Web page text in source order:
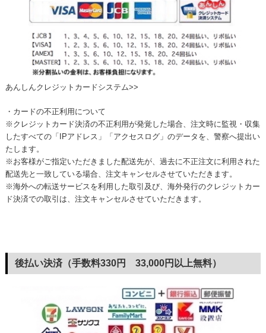
あんしんクレジットカードシステム>>
・カードの不正利用について
※クレジットカード決済の不正利用が発覚した場合、注文時に監視・収集
したすべての「IPアドレス」「アクセスログ」のデータを、警察へ提出い
たします。
※お客様がご指定いただきました配送先が、過去に不正注文に利用された
配送先と一致している場合、注文キャンセルさせていただきます。
※海外への転送サービスを利用した取引及び、海外発行のクレジットカー
ド決済での取引は、注文キャンセルさせていただきます。
後払い決済（手数料330円 33,000円以上無料）